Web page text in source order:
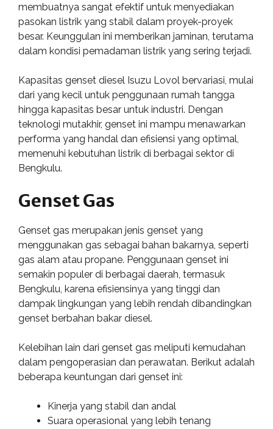
membuatnya sangat efektif untuk menyediakan
pasokan listrik yang stabil dalam proyek-proyek
besar. Keunggulan ini memberikan jaminan, terutama
dalam kondisi pemadaman listrik yang sering terjadi.
Kapasitas genset diesel Isuzu Lovol bervariasi, mulai
dari yang kecil untuk penggunaan rumah tangga
hingga kapasitas besar untuk industri. Dengan
teknologi mutakhir, genset ini mampu menawarkan
performa yang handal dan efisiensi yang optimal,
memenuhi kebutuhan listrik di berbagai sektor di
Bengkulu.
Genset Gas
Genset gas merupakan jenis genset yang
menggunakan gas sebagai bahan bakarnya, seperti
gas alam atau propane. Penggunaan genset ini
semakin populer di berbagai daerah, termasuk
Bengkulu, karena efisiensinya yang tinggi dan
dampak lingkungan yang lebih rendah dibandingkan
genset berbahan bakar diesel.
Kelebihan lain dari genset gas meliputi kemudahan
dalam pengoperasian dan perawatan. Berikut adalah
beberapa keuntungan dari genset ini:
Kinerja yang stabil dan andal
Suara operasional yang lebih tenang